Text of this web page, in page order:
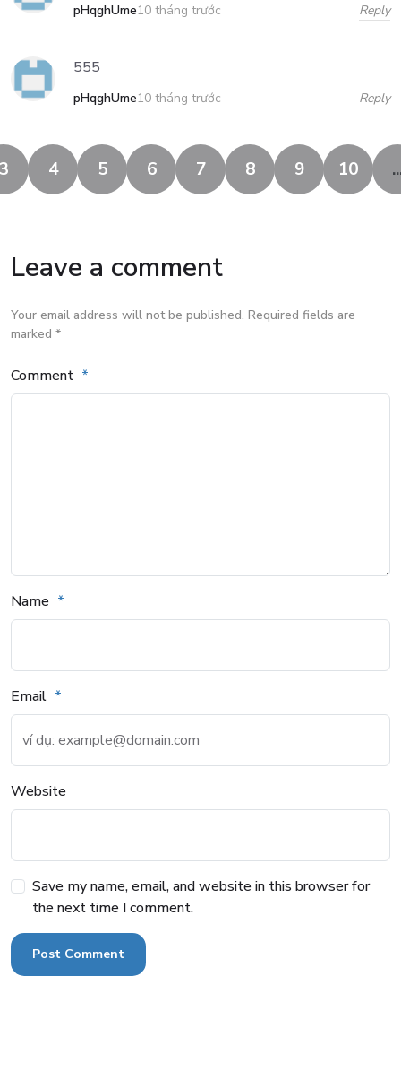
pHqghUme10 tháng trước Reply
555
pHqghUme10 tháng trước Reply
4 5 6 7 8 9 10
Leave a comment
Your email address will not be published. Required fields are
marked *
Comment
Name
Email
Website
Save my name, email, and website in this browser for
the next time I comment.
Post Comment